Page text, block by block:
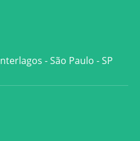
- São Paulo - SP